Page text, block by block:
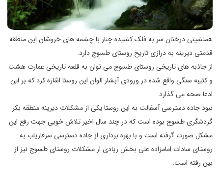
همنشینی درختان سر به فلک کشیده چنار با چشمه های خروشان این منطقه
قدمتی دیرینه به درازی تاریخ روستای طسوج دارد.
از جاذبه های تاریخی روستای طسوج می توان به قلعه تاریخی عمارت هشت
و کتیبه سنگی واقع شده در ورودی آبشار الوان این روستا اشاره کرد که بر این
ادعا صحه می گذارد.
نبود جاده دسترسی آسفالت به این روستا یکی از مشکلات دیرینه منطقه بکر
گردشگری طسوج بوده است که در چند سال اخیر تلاش خوبی جهت رفع این
مشکل صورت گرفته است و با بهره برداری از جاده دسترسی سرفاریاب به
روستای سادات امامزاده علی بخش زیادی از مشکلات روستای طسوج نیز از
بین رفته است.